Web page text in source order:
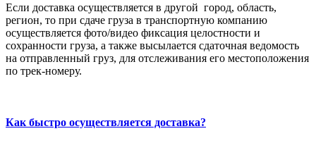
Если доставка осуществляется в другой город, область,
регион, то при сдаче груза в транспортную компанию
осуществляется фото/видео фиксация целостности и
сохранности груза, а также высылается сдаточная ведомость
на отправленный груз, для отслеживания его местоположения
по трек-номеру.
Как быстро осуществляется доставка?